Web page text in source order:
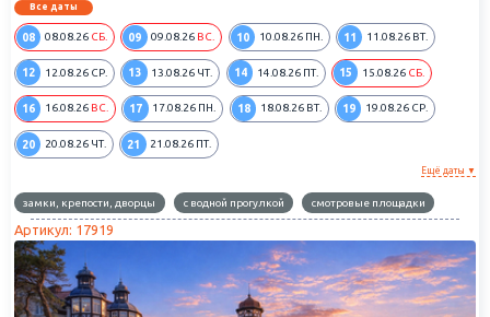
Все даты
08 08.08.26 СБ. 09 09.08.26 ВС. 10 10.08.26 ПН. 11 11.08.26 ВТ.
12 12.08.26 СР. 13 13.08.26 ЧТ. 14 14.08.26 ПТ. 15 15.08.26 СБ.
16 16.08.26 ВС. 17 17.08.26 ПН. 18 18.08.26 ВТ. 19 19.08.26 СР.
20 20.08.26 ЧТ. 21 21.08.26 ПТ.
Ещё даты ▼
замки, крепости, дворцы с водной прогулкой смотровые площадки
Артикул: 17919